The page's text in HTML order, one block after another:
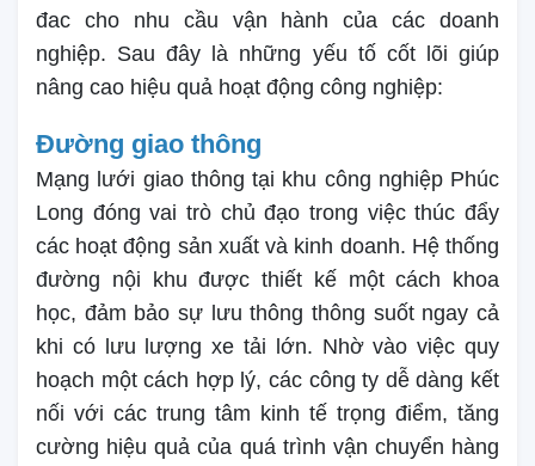
đac cho nhu cầu vận hành của các doanh
nghiệp. Sau đây là những yếu tố cốt lõi giúp
nâng cao hiệu quả hoạt động công nghiệp:
Đường giao thông
Mạng lưới giao thông tại khu công nghiệp Phúc
Long đóng vai trò chủ đạo trong việc thúc đẩy
các hoạt động sản xuất và kinh doanh. Hệ thống
đường nội khu được thiết kế một cách khoa
học, đảm bảo sự lưu thông thông suốt ngay cả
khi có lưu lượng xe tải lớn. Nhờ vào việc quy
hoạch một cách hợp lý, các công ty dễ dàng kết
nối với các trung tâm kinh tế trọng điểm, tăng
cường hiệu quả của quá trình vận chuyển hàng